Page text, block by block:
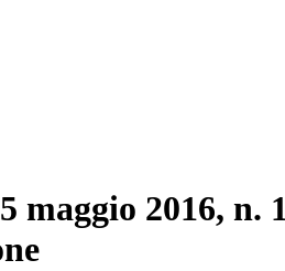
maggio 2016,